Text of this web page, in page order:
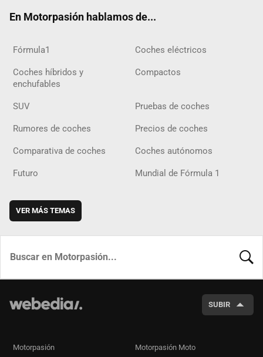
En Motorpasión hablamos de...
Fórmula1 Coches eléctricos
Coches híbridos y
enchufables
Compactos
SUV Pruebas de coches
Rumores de coches Precios de coches
Comparativa de coches Coches autónomos
Futuro Mundial de Fórmula 1
VER MÁS TEMAS
SUBIR
Motorpasión Motorpasión Moto